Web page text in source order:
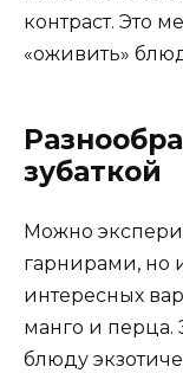
контраст. Это
«оживить»
зубаткой
Можно
гарнирами, но
интересных
манго и перца.
блюду